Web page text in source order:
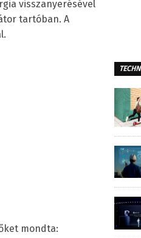
visszanyerésével
tartóban. A
mondta: